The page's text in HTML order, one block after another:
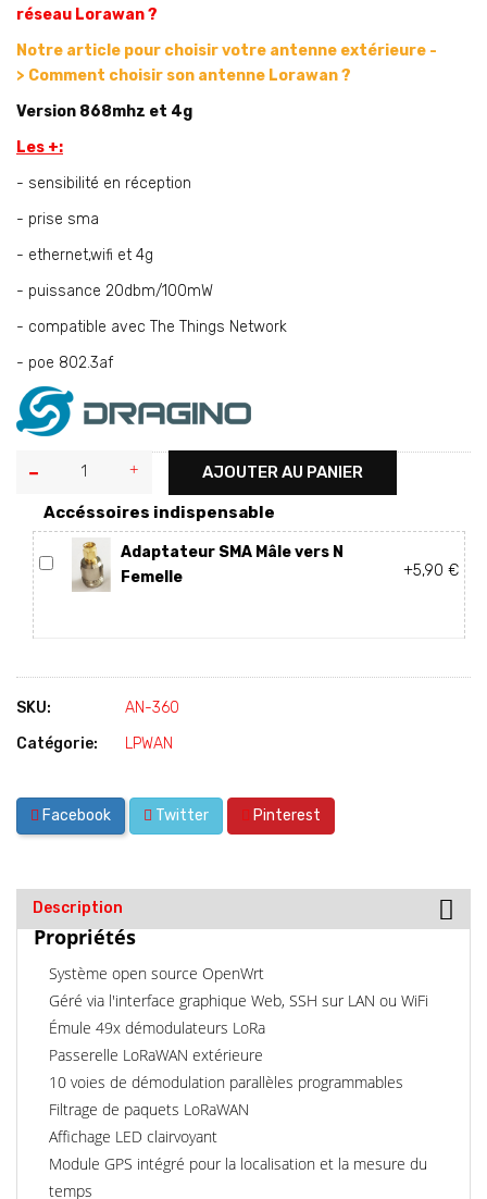
réseau Lorawan ?
Notre article pour choisir votre antenne extérieure -
> Comment choisir son antenne Lorawan ?
Version 868mhz et 4g
Les +:
- sensibilité en réception
- prise sma
- ethernet,wifi et 4g
- puissance 20dbm/100mW
- compatible avec The Things Network
- poe 802.3af
AJOUTER AU PANIER
Accéssoires indispensable
Adaptateur SMA Mâle vers N
Femelle
+5,90 €
SKU:
AN-360
Catégorie:
LPWAN
Facebook Twitter Pinterest
Description
Propriétés
Système open source OpenWrt
Géré via l'interface graphique Web, SSH sur LAN ou WiFi
Émule 49x démodulateurs LoRa
Passerelle LoRaWAN extérieure
10 voies de démodulation parallèles programmables
Filtrage de paquets LoRaWAN
Affichage LED clairvoyant
Module GPS intégré pour la localisation et la mesure du
temps